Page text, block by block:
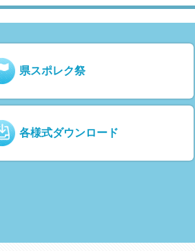
県スポレク祭
各様式ダウンロード